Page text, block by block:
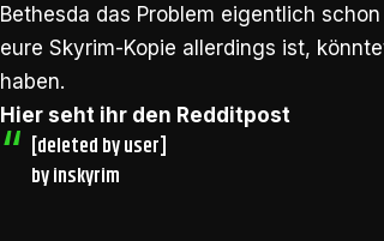
Bethesda das Problem eigentlich
eure Skyrim-Kopie allerdings ist,
haben.
Hier seht ihr den Redditpost
[deleted by user]
byinskyrim